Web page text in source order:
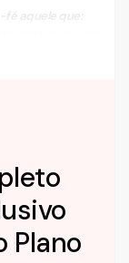
aquele que:
Plano